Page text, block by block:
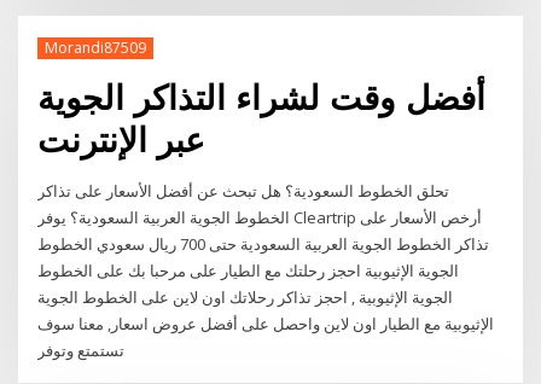
Morandi87509
أفضل وقت لشراء التذاكر الجوية
عبر الإنترنت
تحلق الخطوط السعودية؟ هل تبحث عن أفضل الأسعار على تذاكر
الخطوط الجوية العربية السعودية؟ يوفر Cleartrip أرخص الأسعار على
تذاكر الخطوط الجوية العربية السعودية حتى 700 ريال سعودي الخطوط
الجوية الإثيوبية احجز رحلتك مع الطيار على مرحبا بك على الخطوط
الجوية الإثيوبية , احجز تذاكر رحلاتك اون لاين على الخطوط الجوية
الإثيوبية مع الطيار اون لاين واحصل على أفضل عروض اسعار, معنا سوف
تستمتع وتوفر